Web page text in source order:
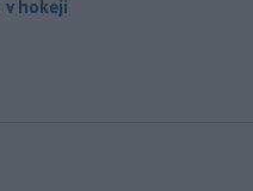
v hokeji